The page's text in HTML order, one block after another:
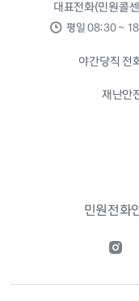
대표전화(민원콜
평일 08:30 ~
야간당직 전
재난안
민원전화